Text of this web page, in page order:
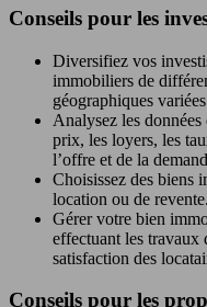
Conseils pour les
Diversifiez vos
immobiliers de
géographiques
Analysez les
prix, les loyers, les
l’offre et de la
Choisissez des biens
location ou de revente.
Gérer votre bien
effectuant les travaux
satisfaction des
Conseils pour les